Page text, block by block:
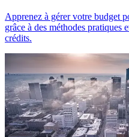
Apprenez à gérer votre budget
grâce à des méthodes pratiques
crédits.